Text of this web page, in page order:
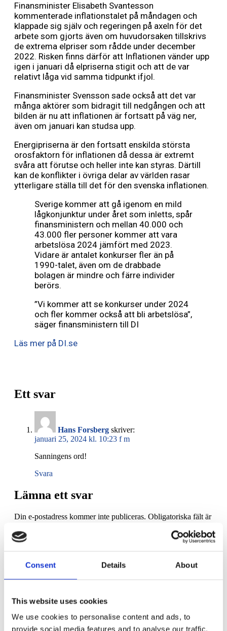
Consent Details About
This website uses cookies
We use cookies to personalise content and ads, to
provide social media features and to analyse our traffic.
Finansminister Elisabeth Svantesson
kommenterade inflationstalet på måndagen och
klappade sig själv och regeringen på axeln för det
arbete som gjorts även om huvudorsaken tillskrivs
de extrema elpriser som rådde under december
2022. Risken finns därför att Inflationen vänder upp
igen i januari då elpriserna stigit och att de var
relativt låga vid samma tidpunkt ifjol.
Finansminister Svensson sade också att det var
många aktörer som bidragit till nedgången och att
bilden är nu att inflationen är fortsatt på väg ner,
även om januari kan studsa upp.
Energipriserna är den fortsatt enskilda största
orosfaktorn för inflationen då dessa är extremt
svåra att förutse och heller inte kan styras. Därtill
kan de konflikter i övriga delar av världen rasar
ytterligare ställa till det för den svenska inflationen.
Sverige kommer att gå igenom en mild
lågkonjunktur under året som inletts, spår
finansministern och mellan 40.000 och
43.000 fler personer kommer att vara
arbetslösa 2024 jämfört med 2023.
Vidare är antalet konkurser fler än på
1990-talet, även om de drabbade
bolagen är mindre och färre individer
berörs.
”Vi kommer att se konkurser under 2024
och fler kommer också att bli arbetslösa”,
säger finansministern till DI
Läs mer på DI.se
Ett svar
Hans Forsberg skriver:
januari 25, 2024 kl. 10:23 f m
Sanningens ord!
Svara
Lämna ett svar
Din e-postadress kommer inte publiceras. Obligatoriska fält är
Kommentar
Namn*